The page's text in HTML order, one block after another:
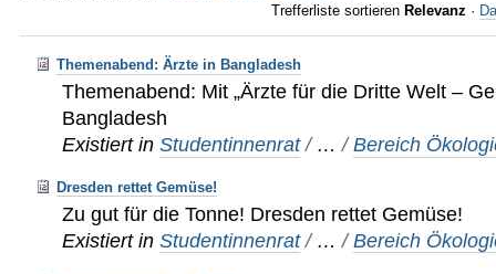
Trefferliste sortieren Relevanz ·
Themenabend: Ärzte in Bangladesh
Themenabend: Mit „Ärzte für die Dritte Welt –
Bangladesh
Existiert in Studentinnenrat / …/Bereich
Dresden rettet Gemüse!
Zu gut für die Tonne! Dresden rettet Gemüse!
Existiert in Studentinnenrat / …/Bereich